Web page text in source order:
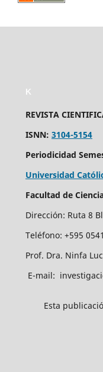
K
REVISTA
ISNN: 3104-5154
Periodicidad
Universidad
Facultad de
Dirección: Ruta 8
Teléfono: +595
Prof. Dra. Ninfa
E-mail:
Esta